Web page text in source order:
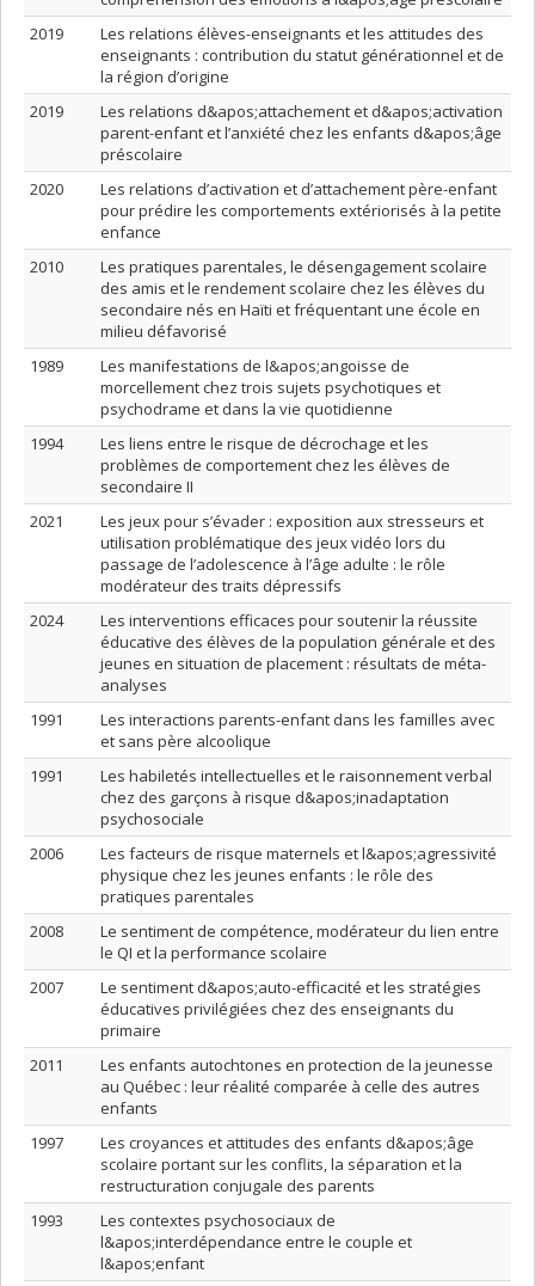
2019
Les relations élèves-enseignants et les attitudes des
enseignants : contribution du statut générationnel et de
la région d’origine
2019
Les relations d&apos;attachement et d&apos;activation
parent-enfant et l’anxiété chez les enfants d&apos;âge
préscolaire
2020
Les relations d’activation et d’attachement père-enfant
pour prédire les comportements extériorisés à la petite
enfance
2010
Les pratiques parentales, le désengagement scolaire
des amis et le rendement scolaire chez les élèves du
secondaire nés en Haïti et fréquentant une école en
milieu défavorisé
1989
Les manifestations de l&apos;angoisse de
morcellement chez trois sujets psychotiques et
psychodrame et dans la vie quotidienne
1994
Les liens entre le risque de décrochage et les
problèmes de comportement chez les élèves de
secondaire II
2021
Les jeux pour s’évader : exposition aux stresseurs et
utilisation problématique des jeux vidéo lors du
passage de l’adolescence à l’âge adulte : le rôle
modérateur des traits dépressifs
2024
Les interventions efficaces pour soutenir la réussite
éducative des élèves de la population générale et des
jeunes en situation de placement : résultats de méta-
analyses
1991
Les interactions parents-enfant dans les familles avec
et sans père alcoolique
1991
Les habiletés intellectuelles et le raisonnement verbal
chez des garçons à risque d&apos;inadaptation
psychosociale
2006
Les facteurs de risque maternels et l&apos;agressivité
physique chez les jeunes enfants : le rôle des
pratiques parentales
2008
Le sentiment de compétence, modérateur du lien entre
le QI et la performance scolaire
2007
Le sentiment d&apos;auto-efficacité et les stratégies
éducatives privilégiées chez des enseignants du
primaire
2011
Les enfants autochtones en protection de la jeunesse
au Québec : leur réalité comparée à celle des autres
enfants
1997
Les croyances et attitudes des enfants d&apos;âge
scolaire portant sur les conflits, la séparation et la
restructuration conjugale des parents
1993
Les contextes psychosociaux de
l&apos;interdépendance entre le couple et
l&apos;enfant